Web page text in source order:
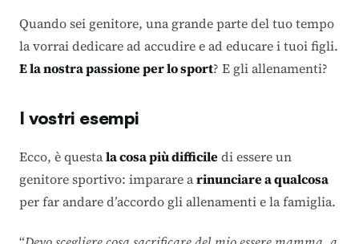
Quando sei genitore, una grande parte del tuo tempo
la vorrai dedicare ad accudire e ad educare i tuoi figli.
E la nostra passione per lo sport? E gli allenamenti?
I vostri esempi
Ecco, è questala cosa più difficiledi essere un
genitore sportivo: imparare arinunciare a qualcosa
per far andare d’accordo gli allenamenti e la famiglia.